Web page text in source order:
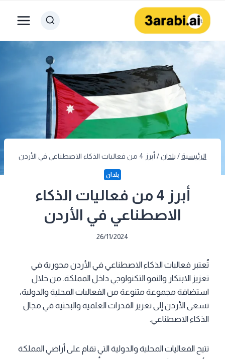
المحتوى
الرئيسية/ بلدان/ أبرز 4 من فعاليات الذكاء الاصطناعي في الأردن
بلدان
أبرز 4 من فعاليات الذكاء
الاصطناعي في الأردن
26/11/2024
تُعتبر فعاليات الذكاء الاصطناعي في الأردن محورية في
تعزيز الابتكار والنمو التكنولوجي داخل المملكة. من خلال
استضافة مجموعة متنوعة من الفعاليات المحلية والدولية،
تسعى الأردن إلى تعزيز القدرات العلمية والبحثية في مجال
الذكاء الاصطناعي.
تتيح الفعاليات المحلية والدولية التي تقام على أراضي المملكة